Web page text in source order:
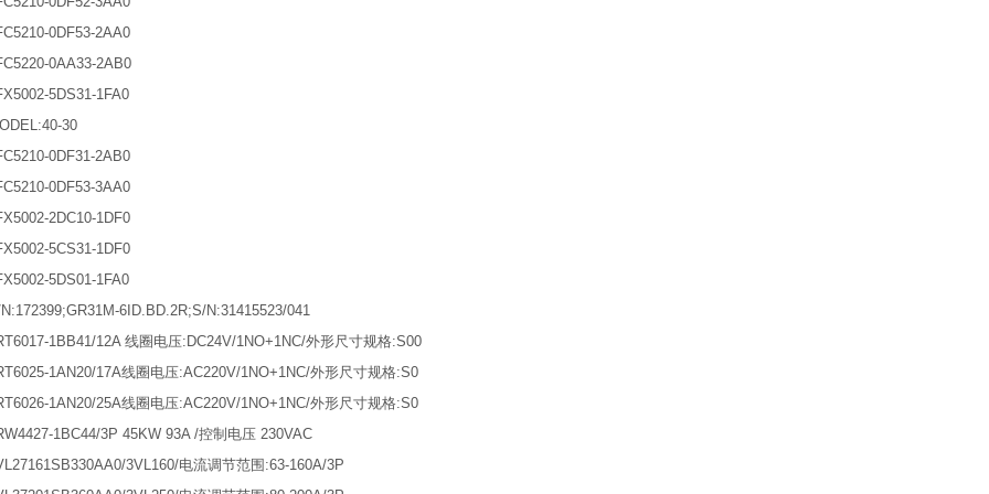
0DF53-2AA0
0AA33-2AB0
5DS31-1FA0
30
0DF31-2AB0
0DF53-3AA0
2DC10-1DF0
5CS31-1DF0
5DS01-1FA0
6ID.BD.2R;S/N:31415523/041
1BB41/12A 线圈电压:DC24V/1NO+1NC/外形尺寸规格:S00
1AN20/17A线圈电压:AC220V/1NO+1NC/外形尺寸规格:S0
1AN20/25A线圈电压:AC220V/1NO+1NC/外形尺寸规格:S0
1BC44/3P 45KW 93A /控制电压 230VAC
3VL160/电流调节范围:63-160A/3P